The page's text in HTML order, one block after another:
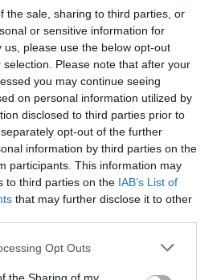
the sale, sharing to third parties, or
or sensitive information for
please use the below opt-out
Please note that after your
you may continue seeing
on personal information utilized by
disclosed to third parties prior to
opt-out of the further
information by third parties on the
participants. This information may
to third parties on the IAB’s List of
that may further disclose it to other
Opt Outs
τα δύο μιλούν για τον
σκλαβωμένων Ελλήνων για την
πώς δεν φοβήθηκαν το μαρτύριο
αυτό το όνειρο
Δεκέμβριο αναμένουμε με
που κλείνει τη
του ’21 με τίτλο «Άγια
Από τους μεγάλους
οΣτέφανος Δάνδολος